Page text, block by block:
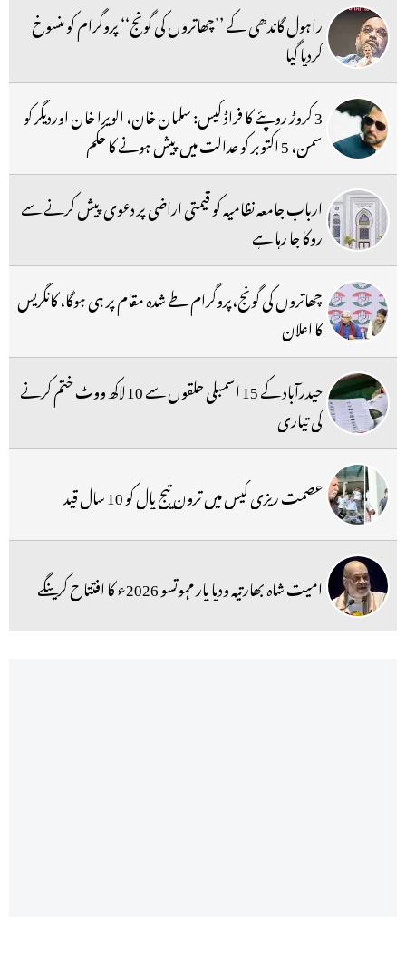
راہول گاندھی کے ’’چھاتروں کی گونج‘‘ پروگرام کو منسوخ
کردیا گیا
3 کروڑ روپئے کا فراڈ کیس: سلمان خان، الویرا خان اوردیگر کو
سمن، 5 اکتوبر کو عدالت میں پیش ہونے کا حکم
ارباب جامعہ نظامیہ کو قیمتی اراضی پر دعوی پیش کرنے سے
روکا جا رہا ہے
چھاتروں کی گونج،پروگرام طے شدہ مقام پر ہی ہوگا، کانگریس
کا اعلان
حیدرآباد کے 15 اسمبلی حلقوں سے 10 لاکھ ووٹ ختم کرنے
کی تیاری
عصمت ریزی کیس میں ترون تیج پال کو 10 سال قید
امیت شاہ بھارتیہ ودیا پار مہوتسو 2026ء کا افتتاح کرینگے